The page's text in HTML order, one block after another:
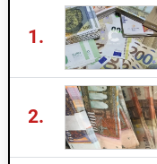
1.
2.